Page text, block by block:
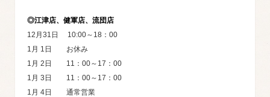
◎江津店、健軍店、流団店
12月31日 10:00～18：00
1月 1日 お休み
1月 2日 11：00～17：00
1月 3日 11：00～17：00
1月 4日 通常営業